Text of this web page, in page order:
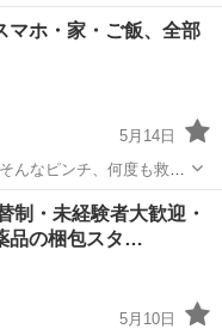
務＞ ・取引先からの化学
る物質の成分調査やお客
マホ・家・ご飯、全部
5月14日
んなピンチ、何度も救っ
日爆速で返信します！
━━━━━...
制・未経験者大歓迎・
品の梱包スタ…
5月10日